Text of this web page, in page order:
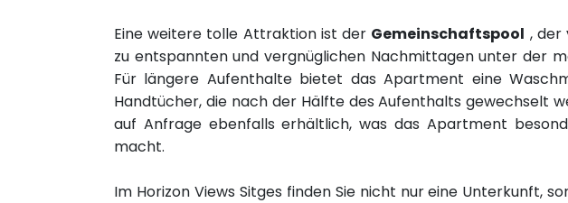
Eine weitere tolle Attraktion ist der Gemeinschaftspool , der
zu entspannten und vergnüglichen Nachmittagen unter der
Für längere Aufenthalte bietet das Apartment eine
Handtücher, die nach der Hälfte des Aufenthalts gewechselt
auf Anfrage ebenfalls erhältlich, was das Apartment
macht.
Im Horizon Views Sitges finden Sie nicht nur eine Unterkunft,